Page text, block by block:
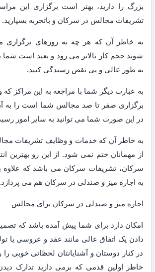
بزرگ را دارید، بهتر است برگزاری این
تشریفات مجالس در سرکان و باتجربه بسپارید.
به خاطر آن که هر چه به روزهای
شوید حجم کار بالاتر می رود و بعید است شما
به طور عالی و بی نقص رسیدگی کنید.
به عبارت دیگر شما با مراجعه به این مراکز
برگزاری صفر تا صد مجالس شما است را به
در این صورت شما می توانید به سایر امور
به خاطر آن که خدمات و وظایف تشریفات
از مهمانان ختم نمی شود. از این رو بهترین
سرکان، تشریفات سرکان می باشد که
به اجاره میز و صندلی در سرکان هم می پردازد.
اجاره میز و صندلی در سرکان برای مجالس
امکان دارد برای شما پیش آمده باشد که
دادن یک اتفاق عالی مانند عقد و عروسی یا
در کنار دوستان و آشنایانتان لحظاتی خوبی را
خاطر اولین قدمی که برمی دارید تدارک